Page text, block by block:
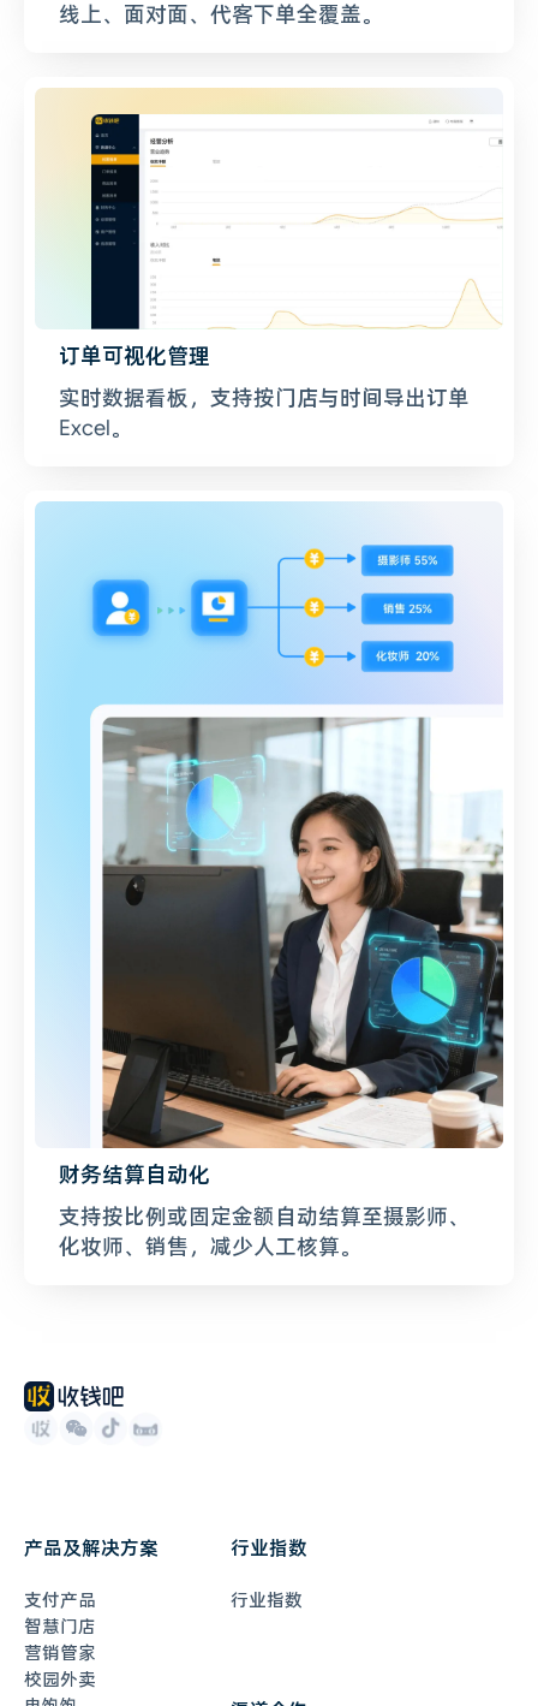
线上、面对面、代客下单全覆盖。
订单可视化管理
实时数据看板，支持按门店与时间导出订单
Excel。
财务结算自动化
支持按比例或固定金额自动结算至摄影师、
化妆师、销售，减少人工核算。
产品及解决方案
支付产品
智慧门店
营销管家
校园外卖
行业指数
行业指数